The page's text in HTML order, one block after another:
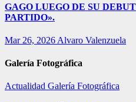
GAGO LUEGO DE SU
PARTIDO».
Mar 26, 2026 Alvaro Valenzuela
Galería Fotográfica
Actualidad Galería Fotográfica